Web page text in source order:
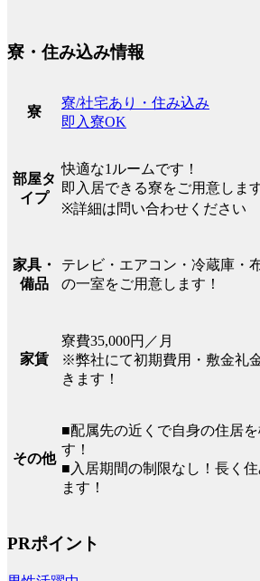
寮・住み込み情報
寮
寮/社宅あり・住み込み
即入寮OK
部屋タ
イプ
快適な1ルームです！
即入居できる寮をご用意しま
※詳細は問い合わせください
家具・
備品
テレビ・エアコン・冷蔵庫・
の一室をご用意します！
家賃
寮費35,000円／月
※弊社にて初期費用・敷金礼
きます！
その他
■配属先の近くで自身の住居
す！
■入居期間の制限なし！長く
ます！
PRポイント